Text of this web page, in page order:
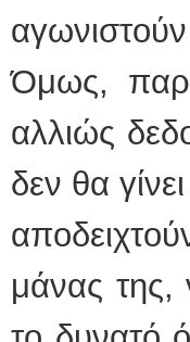
Όμως, παρά
αλλιώς
δεν θα
μάνας της,